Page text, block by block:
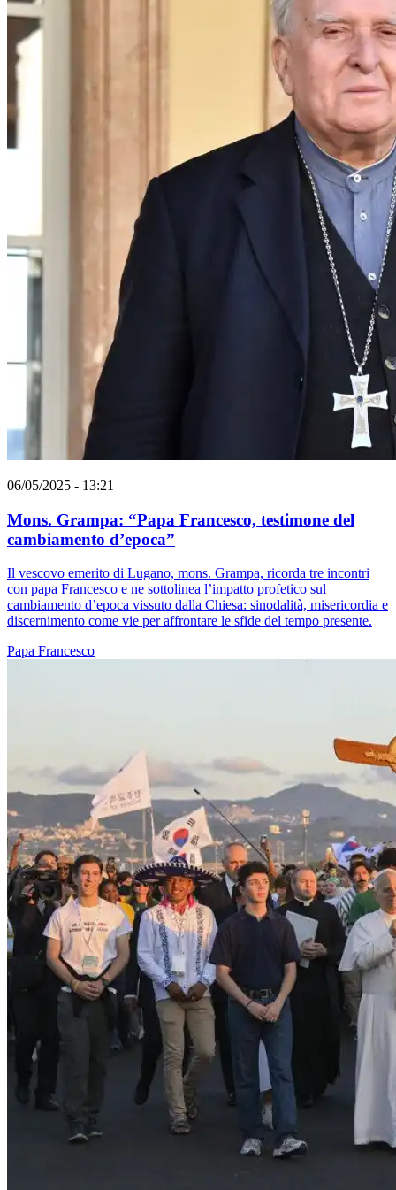
06/05/2025 - 13:21
Mons. Grampa: “Papa Francesco, testimone del
cambiamento d’epoca”
Il vescovo emerito di Lugano, mons. Grampa, ricorda tre incontri
con papa Francesco e ne sottolinea l’impatto profetico sul
cambiamento d’epoca vissuto dalla Chiesa: sinodalità, misericordia e
discernimento come vie per affrontare le sfide del tempo presente.
Papa Francesco